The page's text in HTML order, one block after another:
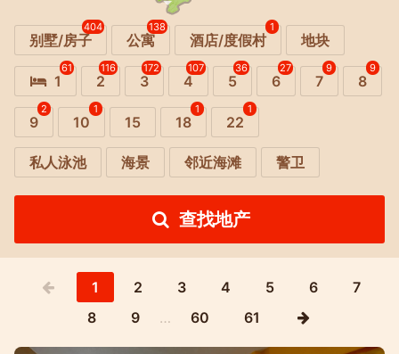
别墅/房子
404
公寓
138
酒店/度假村
1
地块
1
61
2
116
3
172
4
107
5
36
6
27
7
9
8
9
9
2
10
1
15 18
1
22
1
私人泳池 海景 邻近海滩 警卫
查找地产
1 2 3 4 5 6
7
8
9 … 60 61